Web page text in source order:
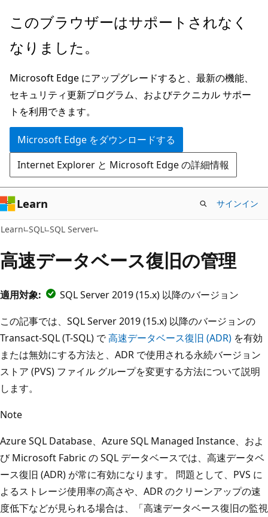
メ
ン
ン
テ
ン
ツ
に
ス
キ
ッ
プ
このブラウザーはサポートされなく
なりました。
Microsoft Edge にアップグレードすると、最新の機能、
セキュリティ更新プログラム、およびテクニカル サポー
トを利用できます。
Microsoft Edge をダウンロードする
Internet Explorer と Microsoft Edge の詳細情報
Learn サインイン
Learn SQL SQL Server
高速データベース復旧の管理
適用対象:
SQL Server 2019 (15.x) 以降のバージョン
この記事では、SQL Server 2019 (15.x) 以降のバージョンの
Transact-SQL (T-SQL) で高速データベース復旧 (ADR) を有効
または無効にする方法と、ADR で使用される永続バージョン
ストア (PVS) ファイル グループを変更する方法について説明
します。
Note
Azure SQL Database、Azure SQL Managed Instance、およ
び Microsoft Fabric の SQL データベースでは、高速データベ
ース復旧 (ADR) が常に有効になります。 問題として、PVS に
よるストレージ使用率の高さや、ADR のクリーンアップの速
度低下などが見られる場合は、「高速データベース復旧の監視